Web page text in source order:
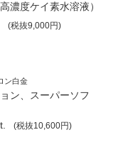
濃度ケイ素水溶液）
(税抜9,000円)
ン白金
ン、スーパーソフ
(税抜10,600円)